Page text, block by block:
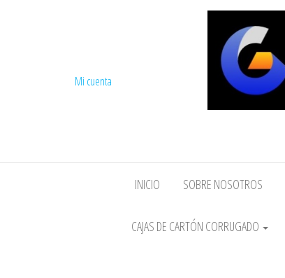
Mi cuenta
INICIO SOBRE NOSOTROS
CAJAS DE CARTÓN CORRUGADO